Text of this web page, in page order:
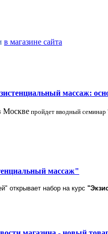
в магазине сайта
массаж:
Москве пройдет вводный семинар
массаж"
открывает набор на курс